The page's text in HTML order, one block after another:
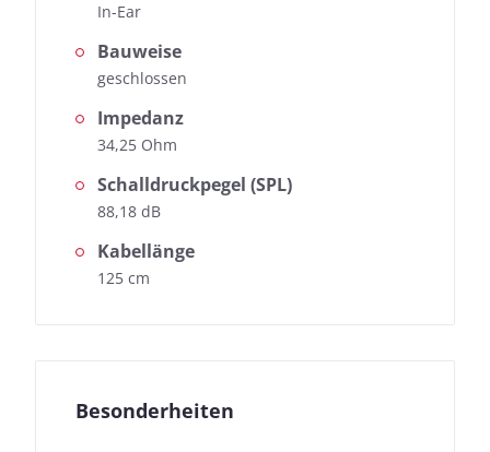
In-Ear
Bauweise
geschlossen
Impedanz
34,25 Ohm
Schalldruckpegel (SPL)
88,18 dB
Kabellänge
125 cm
Besonderheiten